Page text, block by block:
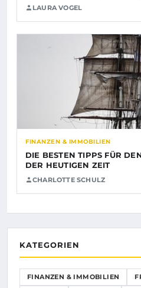
LAURA VOGEL
FINANZEN & IMMOBILIEN
DIE BESTEN TIPPS FÜR
DER HEUTIGEN ZEIT
CHARLOTTE SCHULZ
KATEGORIEN
FINANZEN & IMMOBILIEN